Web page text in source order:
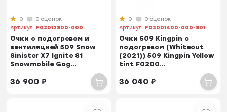
0
0 оценок
Артикул: F02012800-000
Очки с подогревом и
вентиляцией 509 Snow
Sinister X7 Ignite S1
Snowmobile Gog...
36 900₽
0
0 оценок
Артикул: F02001400-000-801
Очки 509 Kingpin с
подогревом (Whiteout
(2021)) 509 Kingpin Yellow
tint F0200...
36 040₽